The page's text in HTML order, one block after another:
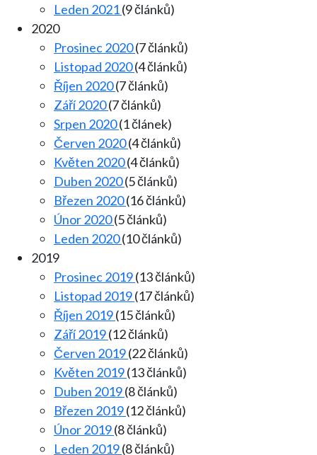
Leden 2021(9 článků)
2020
Prosinec 2020(7 článků)
Listopad 2020(4 článků)
Říjen 2020(7 článků)
Září 2020(7 článků)
Srpen 2020(1 článek)
Červen 2020(4 článků)
Květen 2020(4 článků)
Duben 2020(5 článků)
Březen 2020(16 článků)
Únor 2020(5 článků)
Leden 2020(10 článků)
2019
Prosinec 2019(13 článků)
Listopad 2019(17 článků)
Říjen 2019(15 článků)
Září 2019(12 článků)
Červen 2019(22 článků)
Květen 2019(13 článků)
Duben 2019(8 článků)
Březen 2019(12 článků)
Únor 2019(8 článků)
Leden 2019(8 článků)